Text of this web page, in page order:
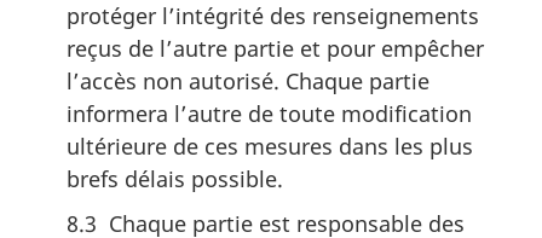
protéger l’intégrité des renseignements
reçus de l’autre partie et pour empêcher
l’accès non autorisé. Chaque partie
informera l’autre de toute modification
ultérieure de ces mesures dans les plus
brefs délais possible.
8.3 Chaque partie est responsable des